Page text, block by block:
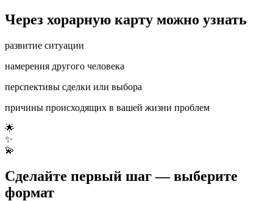
Через хорарную карту можно узнать
развитие ситуации
намерения другого человека
перспективы сделки или выбора
причины происходящих в вашей жизни проблем
🌟
✨
💫
Сделайте первый шаг — выберите
формат